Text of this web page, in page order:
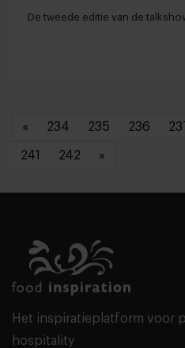
De tweede editie van de
« 234 235 236
241 242 »
Het inspiratieplatform voor
hospitality